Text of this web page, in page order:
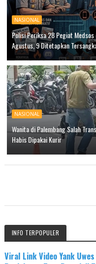
NASIONAL
Polisi Periksa 28 Pegiat
Agustus, 9 Ditetapkan
NASIONAL
Wanita di Palembang Salah
Habis Dipakai Kurir
INFO TERPOPULER
Viral Link Video Yank